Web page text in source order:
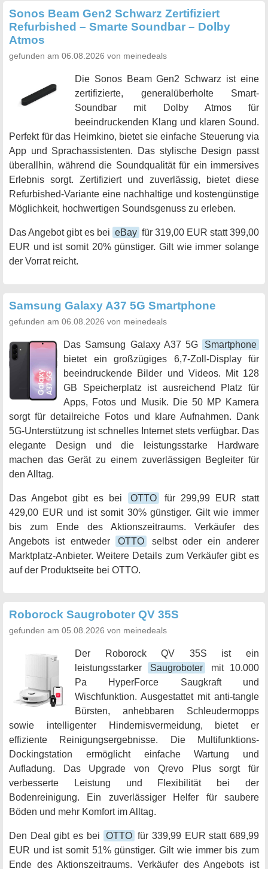
Sonos Beam Gen2 Schwarz Zertifiziert
Refurbished – Smarte Soundbar – Dolby
Atmos
gefunden am 06.08.2026 von meinedeals
Die Sonos Beam Gen2 Schwarz ist eine
zertifizierte, generalüberholte Smart-
Soundbar mit Dolby Atmos für
beeindruckenden Klang und klaren Sound.
Perfekt für das Heimkino, bietet sie einfache Steuerung via
App und Sprachassistenten. Das stylische Design passt
überallhin, während die Soundqualität für ein immersives
Erlebnis sorgt. Zertifiziert und zuverlässig, bietet diese
Refurbished-Variante eine nachhaltige und kostengünstige
Möglichkeit, hochwertigen Soundsgenuss zu erleben.
Das Angebot gibt es bei eBay für 319,00 EUR statt 399,00
EUR und ist somit 20% günstiger. Gilt wie immer solange
der Vorrat reicht.
Samsung Galaxy A37 5G Smartphone
gefunden am 06.08.2026 von meinedeals
Das Samsung Galaxy A37 5G
Smartphone
bietet ein großzügiges 6,7-Zoll-Display für
beeindruckende Bilder und Videos. Mit 128
GB Speicherplatz ist ausreichend Platz für
Apps, Fotos und Musik. Die 50 MP Kamera
sorgt für detailreiche Fotos und klare Aufnahmen. Dank
5G-Unterstützung ist schnelles Internet stets verfügbar. Das
elegante Design und die leistungsstarke Hardware
machen das Gerät zu einem zuverlässigen Begleiter für
den Alltag.
Das Angebot gibt es bei OTTO
für 299,99 EUR statt
429,00 EUR und ist somit 30% günstiger. Gilt wie immer
bis zum Ende des Aktionszeitraums. Verkäufer des
Angebots ist entweder
OTTO
selbst oder ein anderer
Marktplatz-Anbieter. Weitere Details zum Verkäufer gibt es
auf der Produktseite bei OTTO.
Roborock Saugroboter QV 35S
gefunden am 05.08.2026 von meinedeals
Der Roborock QV 35S ist ein
leistungsstarker
Saugroboter
mit 10.000
Pa HyperForce Saugkraft und
Wischfunktion. Ausgestattet mit anti-tangle
Bürsten, anhebbaren Schleudermopps
sowie intelligenter Hindernisvermeidung, bietet er
effiziente Reinigungsergebnisse. Die Multifunktions-
Dockingstation ermöglicht einfache Wartung und
Aufladung. Das Upgrade von Qrevo Plus sorgt für
verbesserte Leistung und Flexibilität bei der
Bodenreinigung. Ein zuverlässiger Helfer für saubere
Böden und mehr Komfort im Alltag.
Den Deal gibt es bei OTTO für 339,99 EUR statt 689,99
EUR und ist somit 51% günstiger. Gilt wie immer bis zum
Ende des Aktionszeitraums. Verkäufer des Angebots ist